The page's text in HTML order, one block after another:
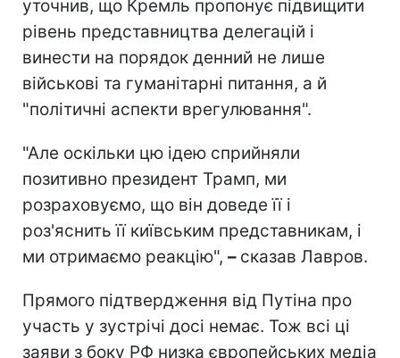
уточнив, що Кремль пропонує підвищити
рівень представництва делегацій і
винести на порядок денний не лише
військові та гуманітарні питання, а й
"політичні аспекти врегулювання".
"Але оскільки цю ідею сприйняли
позитивно президент Трамп, ми
розраховуємо, що він доведе її і
роз'яснить її київським представникам, і
ми отримаємо реакцію", – сказав Лавров.
Прямого підтвердження від Путіна про
участь у зустрічі досі немає. Тож всі ці
заяви з боку РФ низка європейських медіа